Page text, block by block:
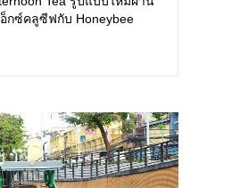
จากกรุงโซล
กซ์คลูซีฟกับ Honeybee
โดยเชฟอึนจอง